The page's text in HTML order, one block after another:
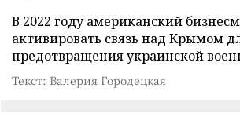
В 2022 году американский
активировать связь над Крымом
предотвращения украинской
Текст: Валерия Городецкая